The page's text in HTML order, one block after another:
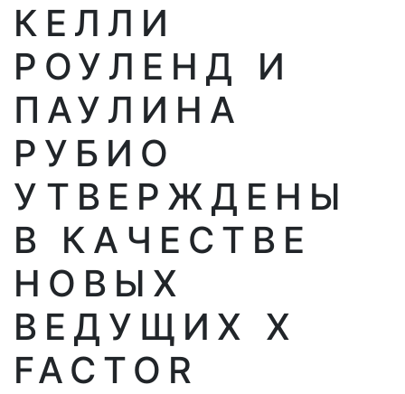
КЕЛЛИ
РОУЛЕНД И
ПАУЛИНА
РУБИО
УТВЕРЖДЕНЫ
В КАЧЕСТВЕ
НОВЫХ
ВЕДУЩИХ X
FACTOR